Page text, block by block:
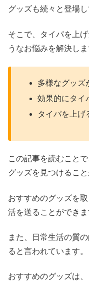
グッズも続々と登場し
そこで、タイパを上
うなお悩みを解決しま
多様なグッズ
効果的にタイ
タイパを上げ
この記事を読むこと
グッズを見つけること
おすすめのグッズを
活を送ることができま
また、日常生活の質
ると言われています。
おすすめのグッズは